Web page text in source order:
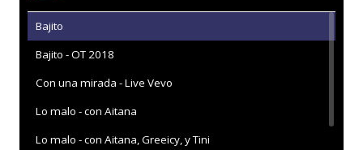
Bajito
Bajito - OT 2018
Con una mirada - Live Vevo
Lo malo - con Aitana
Lo malo - con Aitana, Greeicy, y Tini